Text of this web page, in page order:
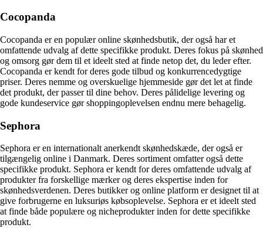
Cocopanda
Cocopanda er en populær online skønhedsbutik, der også har et
omfattende udvalg af dette specifikke produkt. Deres fokus på skønhed
og omsorg gør dem til et ideelt sted at finde netop det, du leder efter.
Cocopanda er kendt for deres gode tilbud og konkurrencedygtige
priser. Deres nemme og overskuelige hjemmeside gør det let at finde
det produkt, der passer til dine behov. Deres pålidelige levering og
gode kundeservice gør shoppingoplevelsen endnu mere behagelig.
Sephora
Sephora er en internationalt anerkendt skønhedskæde, der også er
tilgængelig online i Danmark. Deres sortiment omfatter også dette
specifikke produkt. Sephora er kendt for deres omfattende udvalg af
produkter fra forskellige mærker og deres ekspertise inden for
skønhedsverdenen. Deres butikker og online platform er designet til at
give forbrugerne en luksuriøs købsoplevelse. Sephora er et ideelt sted
at finde både populære og nicheprodukter inden for dette specifikke
produkt.